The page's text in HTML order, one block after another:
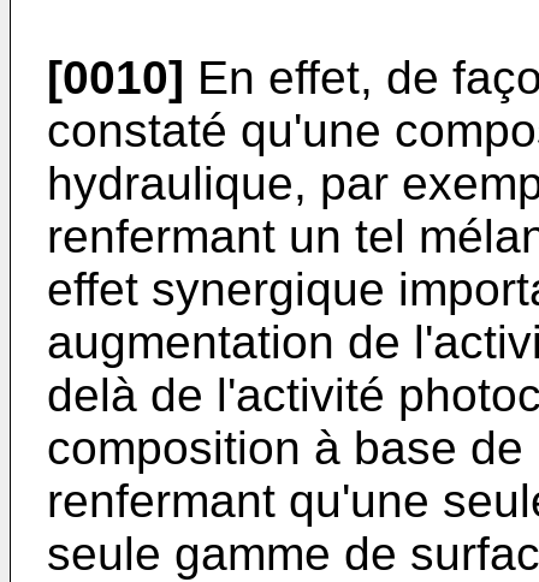
[0010] En effet, de
constaté qu'une
hydraulique, par
renfermant un tel
effet synergique
augmentation de
delà de l'activité
composition à base
renfermant qu'une
seule gamme de